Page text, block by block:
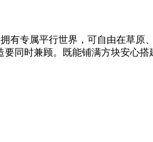
有专属平行世界，可自由在草原
同时兼顾。既能铺满方块安心搭